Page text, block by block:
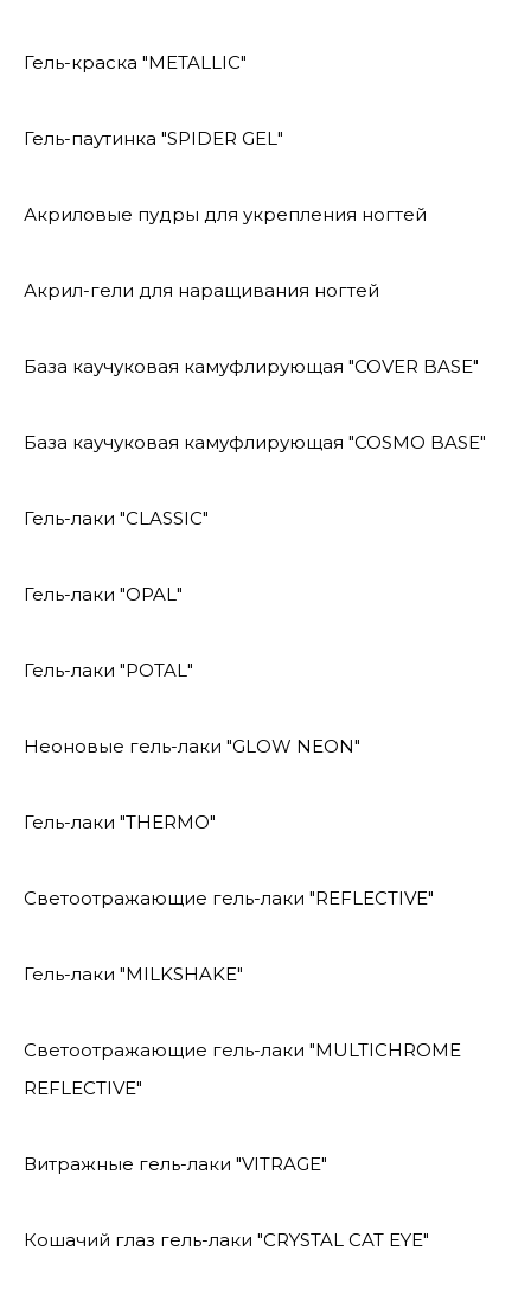
Гель-краска "METALLIC"
Гель-паутинка "SPIDER GEL"
Акриловые пудры для укрепления ногтей
Акрил-гели для наращивания ногтей
База каучуковая камуфлирующая "COVER BASE"
База каучуковая камуфлирующая "COSMO BASE"
Гель-лаки "CLASSIC"
Гель-лаки "OPAL"
Гель-лаки "POTAL"
Неоновые гель-лаки "GLOW NEON"
Гель-лаки "THERMO"
Светоотражающие гель-лаки "REFLECTIVE"
Гель-лаки "MILKSHAKE"
Светоотражающие гель-лаки "MULTICHROME
REFLECTIVE"
Витражные гель-лаки "VITRAGE"
Кошачий глаз гель-лаки "CRYSTAL CAT EYE"